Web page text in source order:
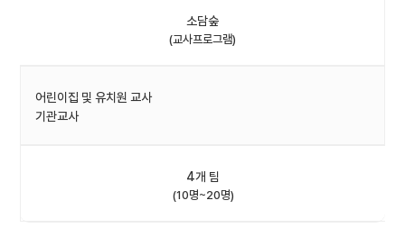
소담숲
(교사프로그램)
어린이집 및 유치원 교사
기관교사
4개 팀
(10명~20명)